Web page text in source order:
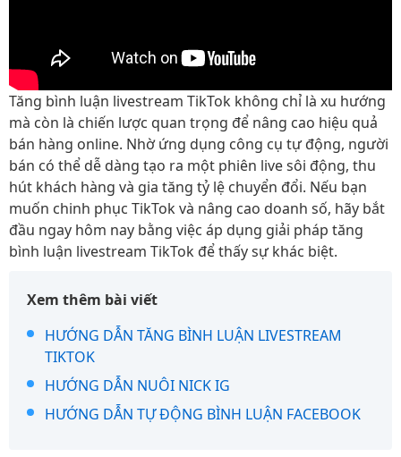
Tăng bình luận livestream TikTok không chỉ là xu hướng
mà còn là chiến lược quan trọng để nâng cao hiệu quả
bán hàng online. Nhờ ứng dụng công cụ tự động, người
bán có thể dễ dàng tạo ra một phiên live sôi động, thu
hút khách hàng và gia tăng tỷ lệ chuyển đổi. Nếu bạn
muốn chinh phục TikTok và nâng cao doanh số, hãy bắt
đầu ngay hôm nay bằng việc áp dụng giải pháp tăng
bình luận livestream TikTok để thấy sự khác biệt.
Xem thêm bài viết
HƯỚNG DẪN TĂNG BÌNH LUẬN LIVESTREAM
TIKTOK
HƯỚNG DẪN NUÔI NICK IG
HƯỚNG DẪN TỰ ĐỘNG BÌNH LUẬN FACEBOOK